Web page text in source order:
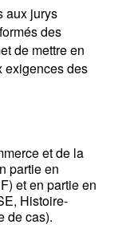
aux jurys
des
de mettre en
exigences des
et de la
partie en
et en partie en
Histoire-
de cas).